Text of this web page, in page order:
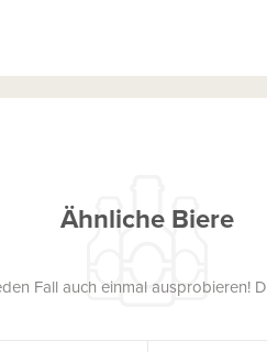
Ähnliche Biere
Fall auch einmal ausprobieren!